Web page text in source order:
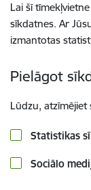
Lai šī
sīkdatnes. Ar
izmantotas
Pielāgot
Lūdzu, atzīmējiet
Statistikas
Sociālo